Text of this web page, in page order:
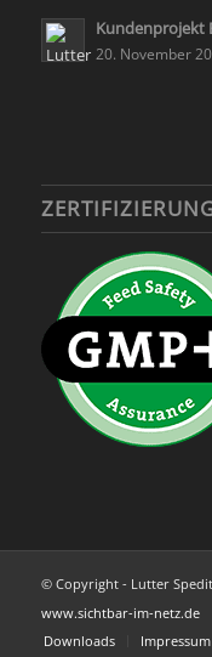
Kundenprojekt
20. November
© Copyright - Lutter
www.sichtbar-im-netz.de
Downloads
Impressum